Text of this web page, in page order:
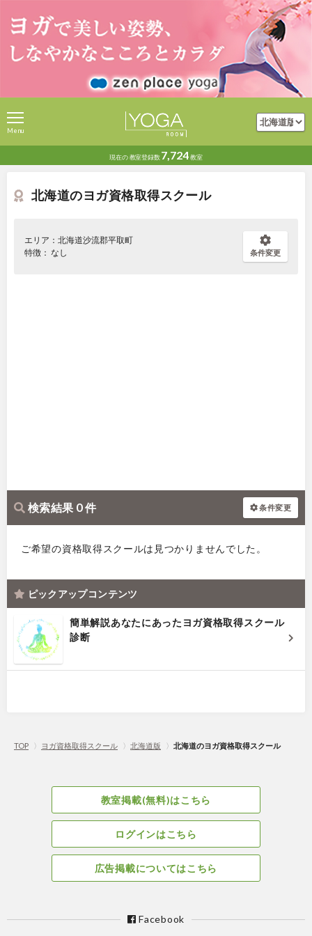
現在の教室登録数 7,724教室
Menu
北海道のヨガ資格取得スクール
エリア：北海道沙流郡平取町
特徴： なし
条件変更
検索結果 0 件 条件変更
ご希望の資格取得スクールは見つかりませんでした。
ピックアップコンテンツ
簡単解説あなたにあったヨガ資格取得スクール
診断
TOP 〉 ヨガ資格取得スクール 〉 北海道版 〉 北海道のヨガ資格取得スクール
教室掲載(無料)はこちら
ログインはこちら
広告掲載についてはこちら
Facebook